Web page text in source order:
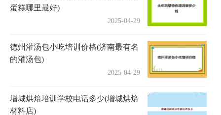
蛋糕哪里最好)
2025-04-29
德州灌汤包小吃培训价格(济南最有名
的灌汤包)
2025-04-29
增城烘焙培训学校电话多少(增城烘焙
材料店)